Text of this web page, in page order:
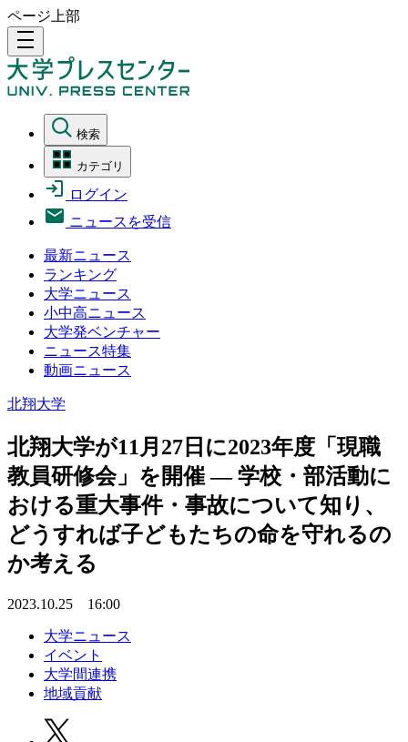
ページ上部
density_medium
検索
カテゴリ
ログイン
ニュースを受信
最新ニュース
ランキング
大学ニュース
小中高ニュース
大学発ベンチャー
ニュース特集
動画ニュース
北翔大学
北翔大学が11月27日に2023年度「現職
教員研修会」を開催 — 学校・部活動に
おける重大事件・事故について知り、
どうすれば子どもたちの命を守れるの
か考える
2023.10.25 16:00
大学ニュース
イベント
大学間連携
地域貢献